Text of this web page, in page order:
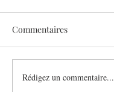
Commentaires
Rédigez un commentaire...